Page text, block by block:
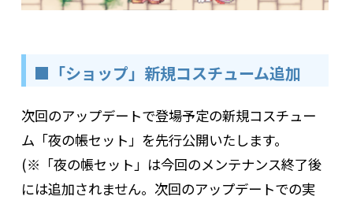
■「ショップ」新規コスチューム追加
次回のアップデートで登場予定の新規コスチュー
ム「夜の帳セット」を先行公開いたします。
(※「夜の帳セット」は今回のメンテナンス終了後
には追加されません。次回のアップデートでの実